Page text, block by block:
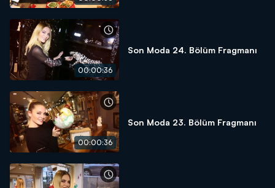
00:00:36
Son Moda 24. Bölüm Fragmanı
00:00:36
Son Moda 23. Bölüm Fragmanı